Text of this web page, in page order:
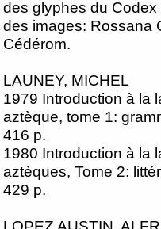
des glyphes du
des images: Rossana
Cédérom.
LAUNEY, MICHEL
1979 Introduction à la
aztèque, tome 1:
416 p.
1980 Introduction à la
aztèques, Tome 2:
429 p.